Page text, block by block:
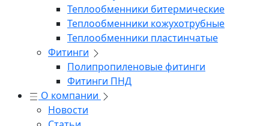
Теплообменники битермические
Теплообменники кожухотрубные
Теплообменники пластинчатые
Фитинги
Полипропиленовые фитинги
Фитинги ПНД
О компании
Новости